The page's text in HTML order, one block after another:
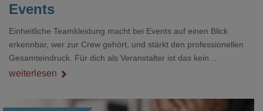
Events
Einheitliche Teamkleidung macht bei Events auf einen Blick
erkennbar, wer zur Crew gehört, und stärkt den professionellen
Gesamteindruck. Für dich als Veranstalter ist das kein
Nebenthema: Bei Textilien mit Stickerei oder mehreren
weiterlesen